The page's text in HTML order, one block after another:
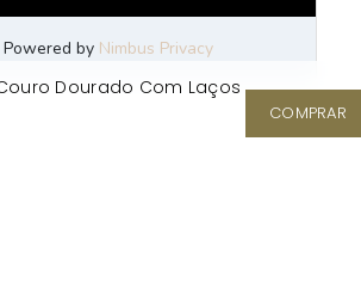
Dourado Com Laços
COMPRAR